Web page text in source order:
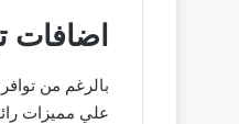
اضافات
بالرغم من
علي مميزات